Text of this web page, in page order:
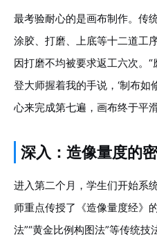
最考验耐心的是画布制作。传
涂胶、打磨、上底等十二道工
因打磨不均被要求返工六次。
登大师握着我的手说，‘制布如
心来完成第七遍，画布终于平
深入：造像量度的
进入第二个月，学生们开始系
师重点传授了《造像量度经》
法”“黄金比例构图法”等传统技